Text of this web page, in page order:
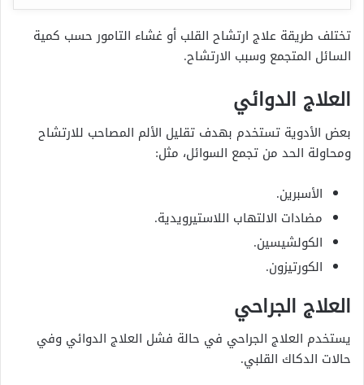
تختلف طريقة علاج ارتشاح القلب أو غشاء التامور حسب كمية
السائل المتجمع وسبب الارتشاح.
العلاج الدوائي
بعض الأدوية تستخدم بهدف تقليل الألم المصاحب للارتشاح
ومحاولة الحد من تجمع السوائل، مثل:
الأسبرين.
مضادات الالتهاب اللاستيرويدية.
الكولشيسين.
الكورتيزون.
العلاج الجراحي
يستخدم العلاج الجراحي في حالة فشل العلاج الدوائي وفي
حالات الدكاك القلبي.